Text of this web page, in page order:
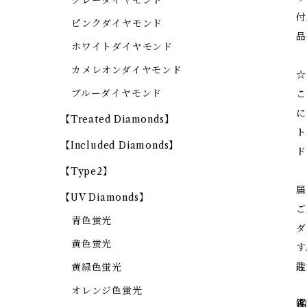
☆
ピンクダイヤモンド
ホワイトダイヤモンド
カメレオンダイヤモンド
ブルーダイヤモンド
【Treated Diamonds】
【Included Diamonds】
【Type2】
【UV Diamonds】
青色蛍光
黄色蛍光
黄緑色蛍光
オレンジ色蛍光